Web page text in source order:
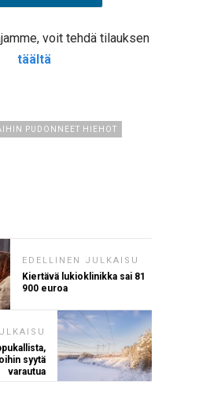
voit tehdä tilauksen
täältä
PUDONNEET HIEHOT
EDELLINEN JULKAISU
Kiertävä lukioklinikka sai 81
900 euroa
syytä
varautua